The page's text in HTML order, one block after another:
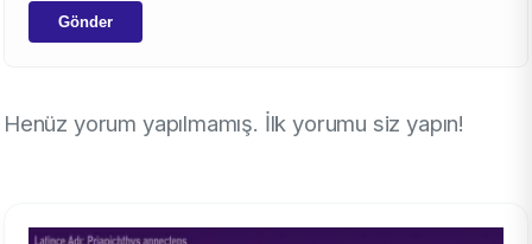
Gönder
Henüz yorum yapılmamış. İlk yorumu siz yapın!